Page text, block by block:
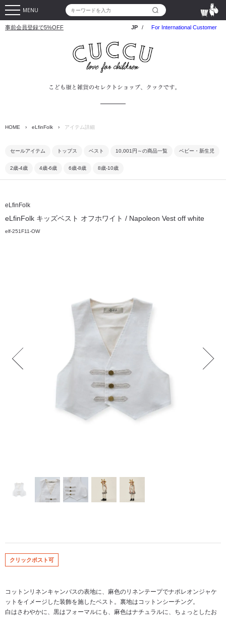
MENU
事前会員登録で5%OFF JP / For International Customer
HOME › eLfinFolk › アイテム詳細
セールアイテム トップス ベスト 10,001円～の商品一覧 ベビー・新生児
2歳-4歳 4歳-6歳 6歳-8歳 8歳-10歳
eLfinFolk
eLfinFolk キッズベスト オフホワイト / Napoleon Vest off white
elf-251F11-OW
クリックポスト可
コットンリネンキャンバスの表地に、麻色のリネンテープでナポレオンジャケ
ットをイメージした装飾を施したベスト。裏地はコットンシーチング。
白はさわやかに、黒はフォーマルにも、麻色はナチュラルに、ちょっとしたお